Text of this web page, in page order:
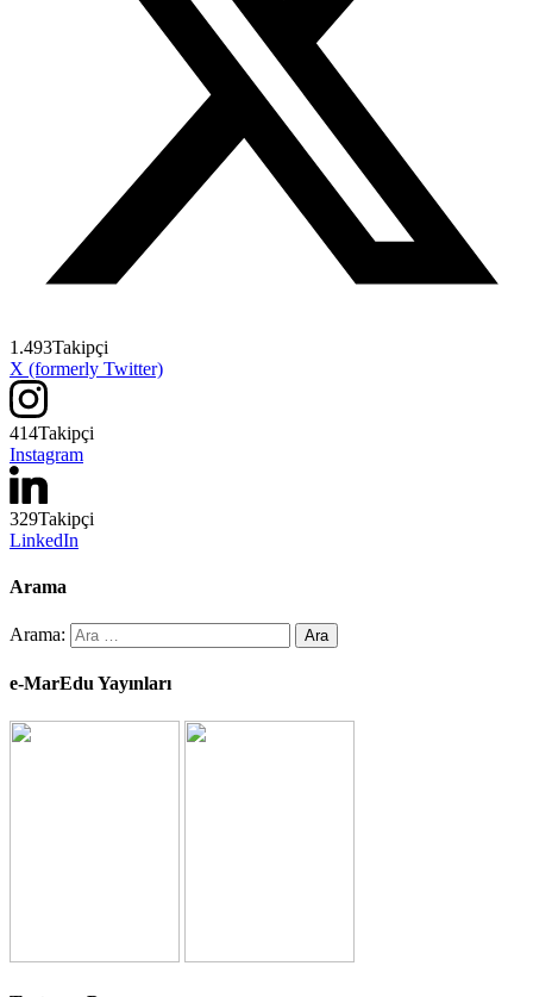
1.493Takipçi
X (formerly Twitter)
414Takipçi
Instagram
329Takipçi
LinkedIn
Arama
Arama:
e-MarEdu Yayınları